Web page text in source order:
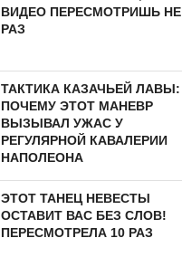
ВИДЕО ПЕРЕСМОТРИШЬ НЕ
РАЗ
ТАКТИКА КАЗАЧЬЕЙ ЛАВЫ:
ПОЧЕМУ ЭТОТ МАНЕВР
ВЫЗЫВАЛ УЖАС У
РЕГУЛЯРНОЙ КАВАЛЕРИИ
НАПОЛЕОНА
ЭТОТ ТАНЕЦ НЕВЕСТЫ
ОСТАВИТ ВАС БЕЗ СЛОВ!
ПЕРЕСМОТРЕЛА 10 РАЗ